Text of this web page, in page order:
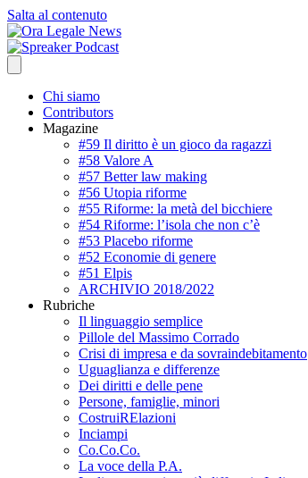
Salta al contenuto
Chi siamo
Contributors
Magazine
#59 Il diritto è un gioco da ragazzi
#58 Valore A
#57 Better law making
#56 Utopia riforme
#55 Riforme: la metà del bicchiere
#54 Riforme: l’isola che non c’è
#53 Placebo riforme
#52 Economie di genere
#51 Elpis
ARCHIVIO 2018/2022
Rubriche
Il linguaggio semplice
Pillole del Massimo Corrado
Crisi di impresa e da sovraindebitamento
Uguaglianza e differenze
Dei diritti e delle pene
Persone, famiglie, minori
CostruiRElazioni
Inciampi
Co.Co.Co.
La voce della P.A.